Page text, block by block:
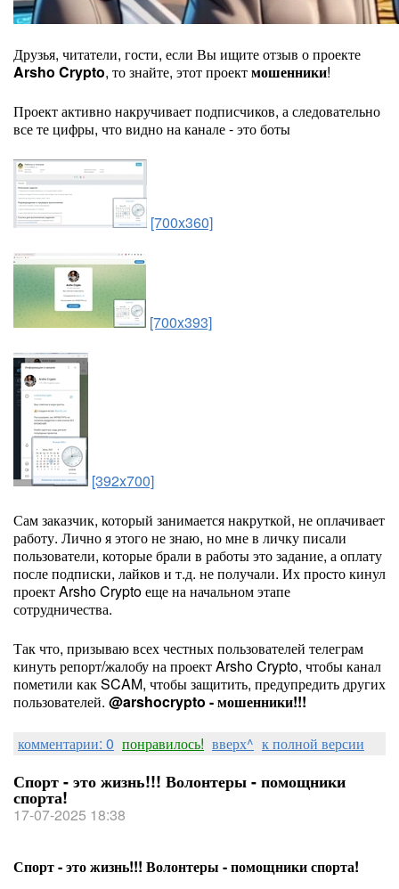
Друзья, читатели, гости, если Вы ищите отзыв о проекте
Arsho Crypto, то знайте, этот проектмошенники!
Проект активно накручивает подписчиков, а следовательно
все те цифры, что видно на канале - это боты
[700x360]
[700x393]
[392x700]
Сам заказчик, который занимается накруткой, не оплачивает
работу. Лично я этого не знаю, но мне в личку писали
пользователи, которые брали в работы это задание, а оплату
после подписки, лайков и т.д. не получали. Их просто кинул
проект Arsho Crypto еще на начальном этапе
сотрудничества.
Так что, призываю всех честных пользователей телеграм
кинуть репорт/жалобу на проект Arsho Crypto, чтобы канал
пометили как SCAM, чтобы защитить, предупредить других
пользователей. @arshocrypto - мошенники!!!
комментарии: 0 понравилось! вверх^ к полной версии
Спорт - это жизнь!!! Волонтеры - помощники
спорта!
17-07-2025 18:38
Спорт - это жизнь!!! Волонтеры - помощники спорта!